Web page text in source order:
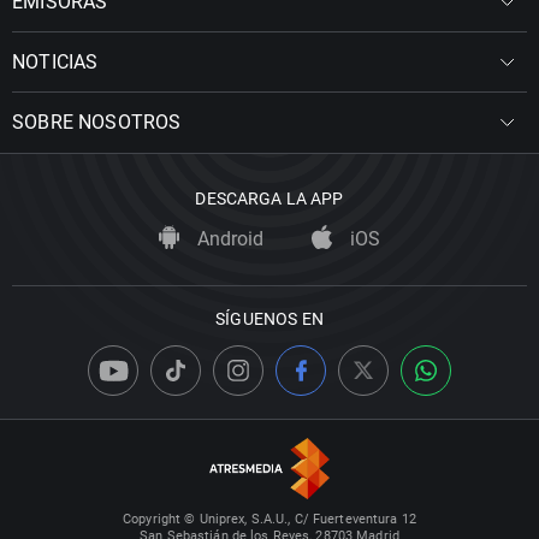
NOTICIAS
SOBRE NOSOTROS
DESCARGA LA APP
Android iOS
SÍGUENOS EN
Copyright © Uniprex, S.A.U., C/ Fuerteventura 12